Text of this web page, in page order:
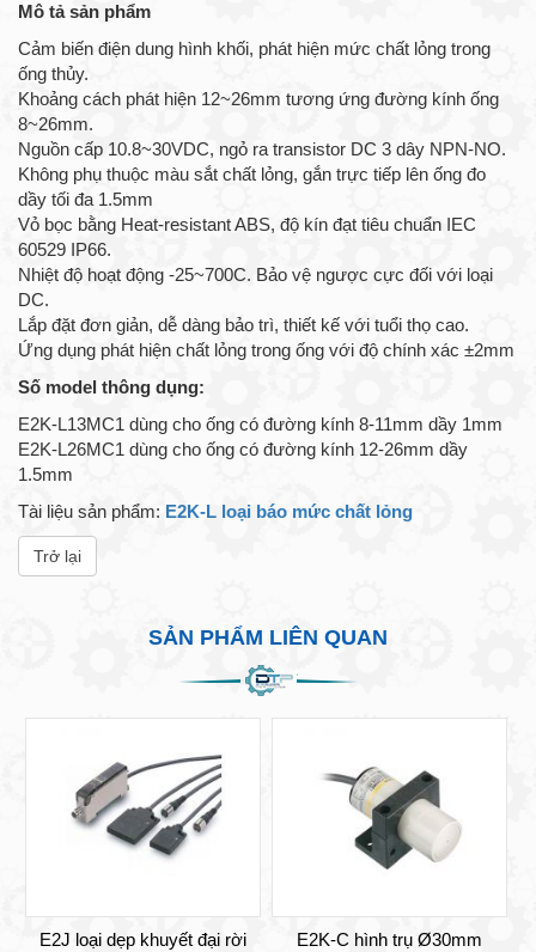
Mô tả sản phẩm
Cảm biến điện dung hình khối, phát hiện mức chất lỏng trong
ống thủy.
Khoảng cách phát hiện 12~26mm tương ứng đường kính ống
8~26mm.
Nguồn cấp 10.8~30VDC, ngỏ ra transistor DC 3 dây NPN-NO.
Không phụ thuộc màu sắt chất lỏng, gắn trực tiếp lên ống đo
dầy tối đa 1.5mm
Vỏ bọc bằng Heat-resistant ABS, độ kín đạt tiêu chuẩn IEC
60529 IP66.
Nhiệt độ hoạt động -25~700C. Bảo vệ ngược cực đối với loại
DC.
Lắp đặt đơn giản, dễ dàng bảo trì, thiết kế với tuổi thọ cao.
Ứng dụng phát hiện chất lỏng trong ống với độ chính xác ±2mm
Số model thông dụng:
E2K-L13MC1 dùng cho ống có đường kính 8-11mm dầy 1mm
E2K-L26MC1 dùng cho ống có đường kính 12-26mm dầy
1.5mm
Tài liệu sản phẩm: E2K-L loại báo mức chất lỏng
Trở lại
SẢN PHẨM LIÊN QUAN
E2J loại dẹp khuyết đại rời E2K-C hình trụ Ø30mm